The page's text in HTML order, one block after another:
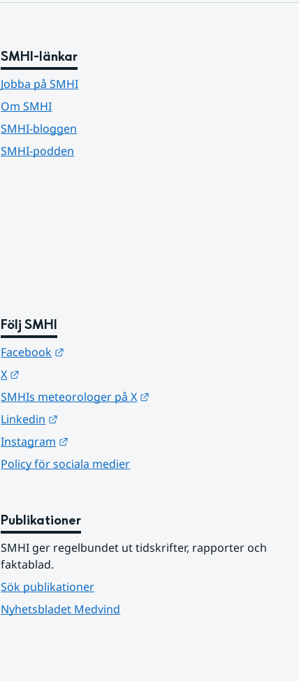
SMHI-länkar
Jobba på SMHI
Om SMHI
SMHI-bloggen
SMHI-podden
Följ SMHI
Facebook
X
SMHIs meteorologer på X
Linkedin
Instagram
Policy för sociala medier
Publikationer
SMHI ger regelbundet ut tidskrifter, rapporter och
faktablad.
Sök publikationer
Nyhetsbladet Medvind